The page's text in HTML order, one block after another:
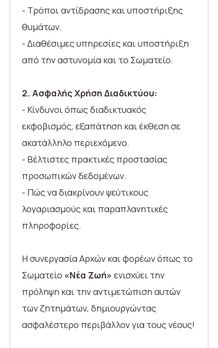
- Τρόποι αντίδρασης και υποστήριξης
θυμάτων.
- Διαθέσιμες υπηρεσίες και υποστήριξη
από την αστυνομία και το Σωματείο.
2. Ασφαλής Χρήση Διαδικτύου:
- Κίνδυνοι όπως διαδικτυακός
εκφοβισμός, εξαπάτηση και έκθεση σε
ακατάλληλο περιεχόμενο.
- Βέλτιστες πρακτικές προστασίας
προσωπικών δεδομένων.
- Πώς να διακρίνουν ψεύτικους
λογαριασμούς και παραπλανητικές
πληροφορίες.
Η συνεργασία Αρχών και φορέων όπως το
Σωματείο «Νέα Ζωή» ενισχύει την
πρόληψη και την αντιμετώπιση αυτών
των ζητημάτων, δημιουργώντας
ασφαλέστερο περιβάλλον για τους νέους!